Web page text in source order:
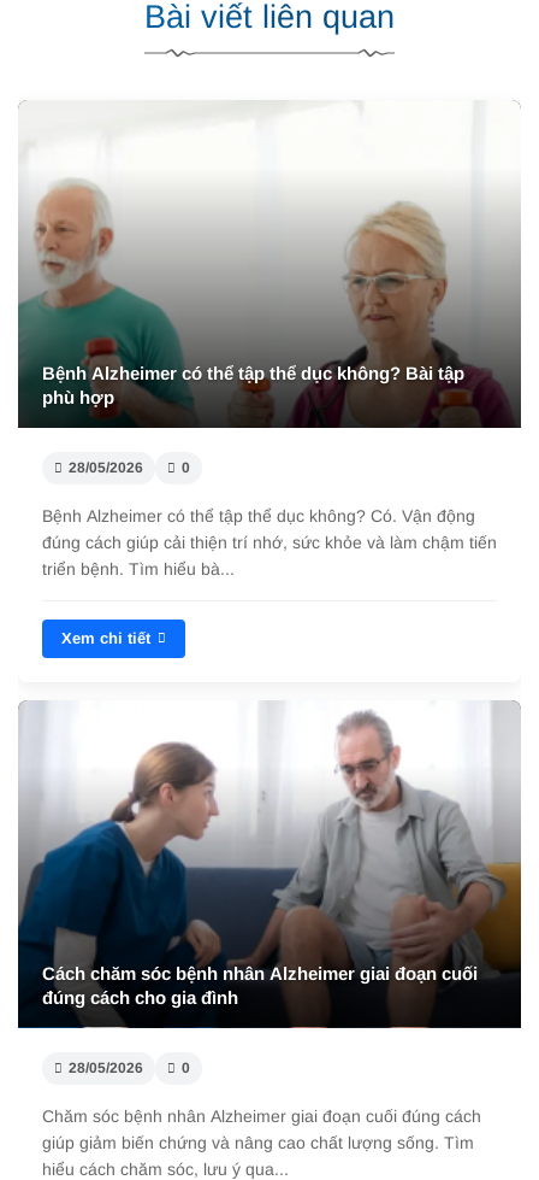
Bài viết liên quan
Bệnh Alzheimer có thể tập thể dục không? Bài tập
phù hợp
28/05/2026 0
Bệnh Alzheimer có thể tập thể dục không? Có. Vận động
đúng cách giúp cải thiện trí nhớ, sức khỏe và làm chậm tiến
triển bệnh. Tìm hiểu bà...
Xem chi tiết
Cách chăm sóc bệnh nhân Alzheimer giai đoạn cuối
đúng cách cho gia đình
28/05/2026 0
Chăm sóc bệnh nhân Alzheimer giai đoạn cuối đúng cách
giúp giảm biến chứng và nâng cao chất lượng sống. Tìm
hiểu cách chăm sóc, lưu ý qua...